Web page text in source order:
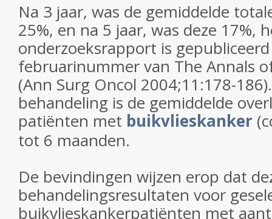
Na 3 jaar, was de gemiddelde
25%, en na 5 jaar, was deze 17%,
onderzoeksrapport is
februarinummer van The Annals
(Ann Surg Oncol 2004;11:178-
behandeling is de gemiddelde
patiënten met buikvlieskanker
tot 6 maanden.
De bevindingen wijzen erop dat
behandelingsresultaten voor
buikvlieskankerpatiënten met